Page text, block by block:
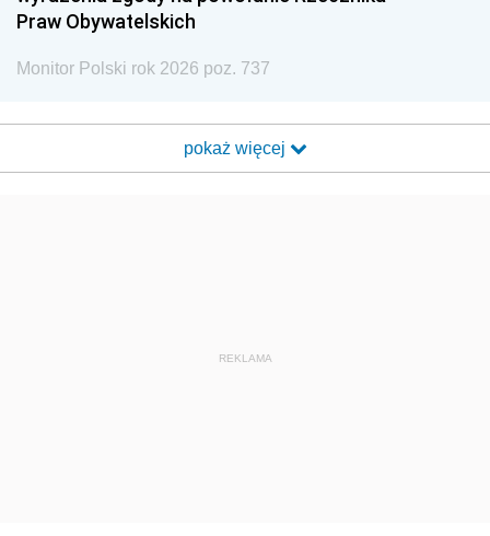
Praw Obywatelskich
Monitor Polski rok 2026 poz. 737
pokaż więcej
REKLAMA